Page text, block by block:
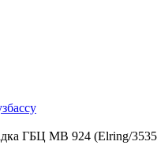
ГБЦ MB 924 (Elring/